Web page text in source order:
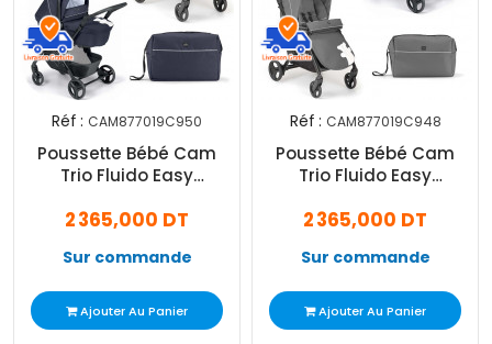
Réf : CAM877019C950
Poussette Bébé Cam
Trio Fluido Easy
2 365,000 DT
Sur commande
Ajouter Au Panier
Réf : CAM877019C948
Poussette Bébé Cam
Trio Fluido Easy
2 365,000 DT
Sur commande
Ajouter Au Panier